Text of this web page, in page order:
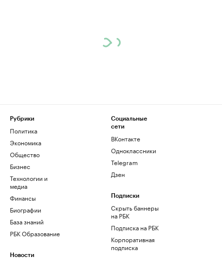
Рубрики
Политика
Экономика
Общество
Бизнес
Технологии и
медиа
Финансы
Биографии
База знаний
РБК Образование
Новости
Социальные
сети
ВКонтакте
Одноклассники
Telegram
Дзен
Подписки
Скрыть баннеры
на РБК
Подписка на РБК
Корпоративная
подписка